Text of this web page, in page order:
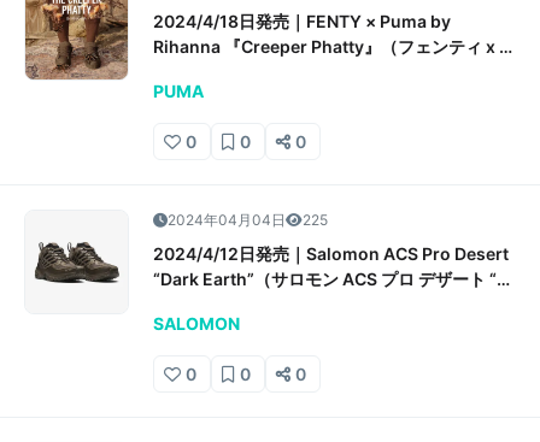
2024/4/18日発売｜FENTY × Puma by
Rihanna 『Creeper Phatty』（フェンティ x プ
ー』）抽選/販売/定価情報
PUMA
0 0 0
2024年04月04日 225
2024/4/12日発売｜Salomon ACS Pro Desert
“Dark Earth”（サロモン ACS プロ デザート “ダ
SALOMON
0 0 0